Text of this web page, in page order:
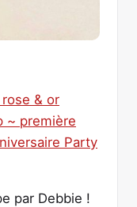
par Debbie !